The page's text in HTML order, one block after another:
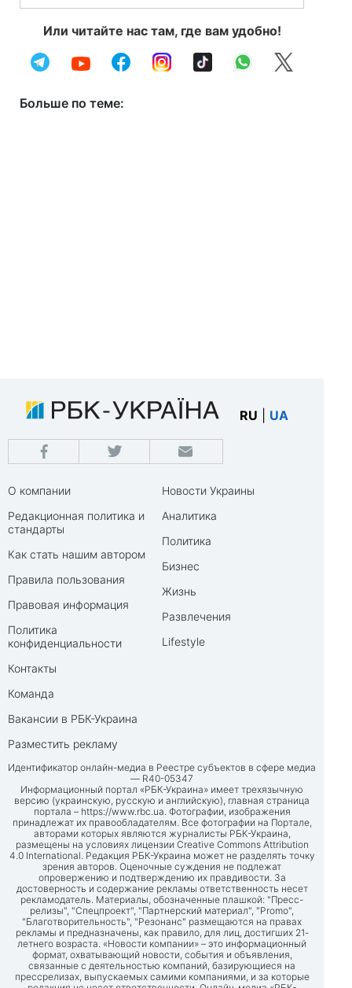
Или читайте нас там, где вам удобно!
Больше по теме:
RU UA
О компании
Редакционная политика и
стандарты
Как стать нашим автором
Правила пользования
Правовая информация
Политика
конфиденциальности
Контакты
Команда
Вакансии в РБК-Украина
Разместить рекламу
Новости Украины
Аналитика
Политика
Бизнес
Жизнь
Развлечения
Lifestyle
Идентификатор онлайн-медиа в Реестре субъектов в сфере медиа
— R40-05347
Информационный портал «РБК-Украина» имеет трехязычную
версию (украинскую, русскую и английскую), главная страница
портала – https://www.rbc.ua. Фотографии, изображения
принадлежат их правообладателям. Все фотографии на Портале,
авторами которых являются журналисты РБК-Украина,
размещены на условиях лицензии Creative Commons Attribution
4.0 International. Редакция РБК-Украина может не разделять точку
зрения авторов. Оценочные суждения не подлежат
опровержению и подтверждению их правдивости. За
достоверность и содержание рекламы ответственность несет
рекламодатель. Материалы, обозначенные плашкой: "Пресс-
релизы", "Спецпроект", "Партнерский материал", "Promo",
"Благотворительность", "Резонанс" размещаются на правах
рекламы и предназначены, как правило, для лиц, достигших 21-
летнего возраста. «Новости компании» – это информационный
формат, охватывающий новости, события и объявления,
связанные с деятельностью компаний, базирующиеся на
прессрелизах, выпускаемых самими компаниями, и за которые